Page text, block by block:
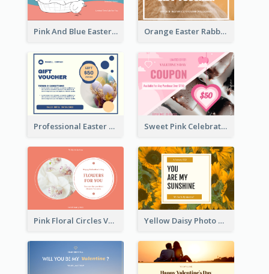
Pink And Blue Easter Egg Sale Gift Card Orange Easter Rabbit Photo Sale Gift Card
Professional Easter Discount Gift Card Design Sweet Pink Celebration Gift Card Template Design
Pink Floral Circles Valentines Day Gift Card Yellow Daisy Photo Valentines Day Gift Card